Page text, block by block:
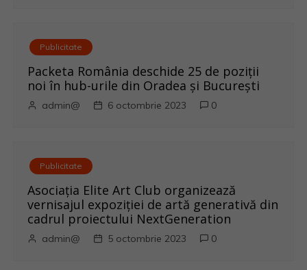
Publicitate
Packeta România deschide 25 de poziții
noi în hub-urile din Oradea și București
admin@ 6 octombrie 2023 0
Publicitate
Asociația Elite Art Club organizează
vernisajul expoziției de artă generativă din
cadrul proiectului NextGeneration
admin@ 5 octombrie 2023 0